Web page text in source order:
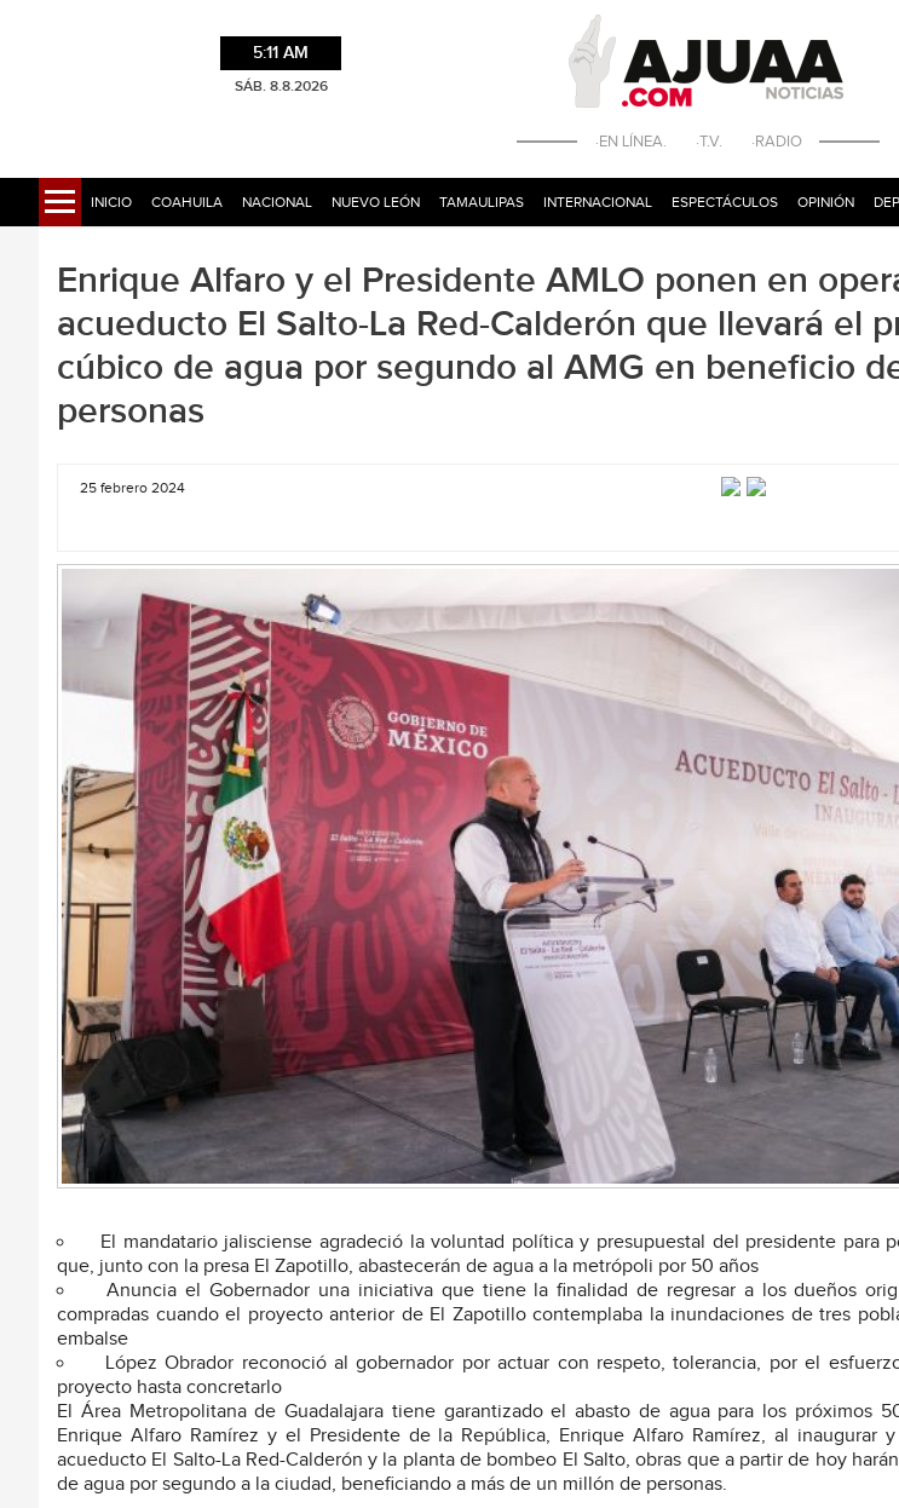
5:11 AM
SÁB. 8.8.2026
·EN LÍNEA. ·T.V. ·RADIO
INICIO COAHUILA NACIONAL NUEVO LEÓN TAMAULIPAS INTERNACIONAL ESPECTÁCULOS OPINIÓN
Enrique Alfaro y el Presidente AMLO ponen en
acueducto El Salto-La Red-Calderón que llevará el
cúbico de agua por segundo al AMG en beneficio
personas
25 febrero 2024
El mandatario jalisciense agradeció la voluntad política y presupuestal del presidente para
que, junto con la presa El Zapotillo, abastecerán de agua a la metrópoli por 50 años
Anuncia el Gobernador una iniciativa que tiene la finalidad de regresar a los dueños
compradas cuando el proyecto anterior de El Zapotillo contemplaba la inundaciones de tres
embalse
López Obrador reconoció al gobernador por actuar con respeto, tolerancia, por el
proyecto hasta concretarlo
El Área Metropolitana de Guadalajara tiene garantizado el abasto de agua para los próximos
Enrique Alfaro Ramírez y el Presidente de la República, Enrique Alfaro Ramírez, al inaugurar
acueducto El Salto-La Red-Calderón y la planta de bombeo El Salto, obras que a partir de hoy
de agua por segundo a la ciudad, beneficiando a más de un millón de personas.